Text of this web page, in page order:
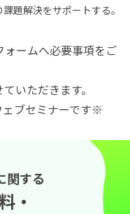
題解決をサポートする。
ォームへ必要事項をご
いただきます。
ブセミナーです※
関する
・